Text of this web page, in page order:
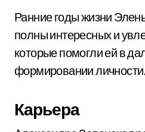
Ранние годы жизни
полны интересных и
которые помогли ей в
формировании
Карьера